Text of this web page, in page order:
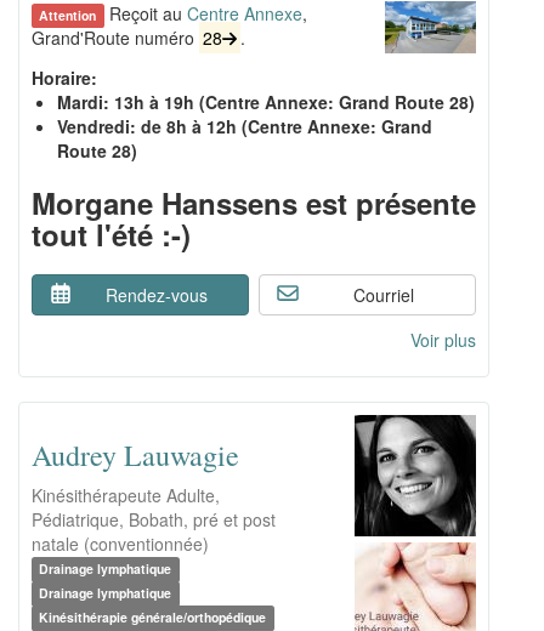
Attention Reçoit au Centre Annexe,
Grand'Route numéro 28
.
Horaire:
Mardi: 13h à 19h (Centre Annexe: Grand Route 28)
Vendredi: de 8h à 12h (Centre Annexe: Grand
Route 28)
Morgane Hanssens est présente
tout l'été :-)
Rendez-vous
Courriel
Voir plus
Audrey Lauwagie
Kinésithérapeute Adulte,
Pédiatrique, Bobath, pré et post
natale (conventionnée)
Drainage lymphatique
Drainage lymphatique
Kinésithérapie générale/orthopédique